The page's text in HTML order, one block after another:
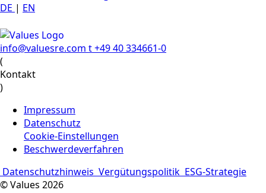
DE | EN
info@valuesre.com t +49 40 334661-0
(
Kontakt
)
Impressum
Datenschutz
Cookie-Einstellungen
Beschwerdeverfahren
Datenschutzhinweis Vergütungspolitik ESG-Strategie
© Values 2026